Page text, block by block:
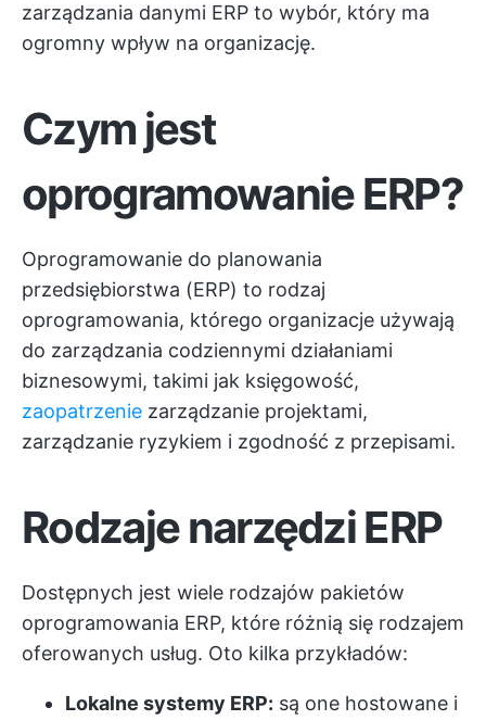
zarządzania danymi ERP to wybór, który ma
ogromny wpływ na organizację.
Czym jest
oprogramowanie ERP?
Oprogramowanie do planowania
przedsiębiorstwa (ERP) to rodzaj
oprogramowania, którego organizacje używają
do zarządzania codziennymi działaniami
biznesowymi, takimi jak księgowość,
zaopatrzenie zarządzanie projektami,
zarządzanie ryzykiem i zgodność z przepisami.
Rodzaje narzędzi ERP
Dostępnych jest wiele rodzajów pakietów
oprogramowania ERP, które różnią się rodzajem
oferowanych usług. Oto kilka przykładów:
Lokalne systemy ERP: są one hostowane i